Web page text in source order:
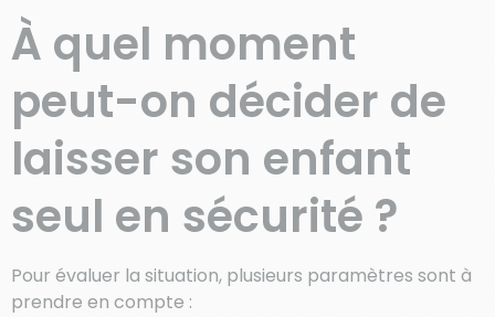
À quel moment
peut-on décider de
laisser son enfant
seul en sécurité ?
Pour évaluer la situation, plusieurs paramètres sont à
prendre en compte :